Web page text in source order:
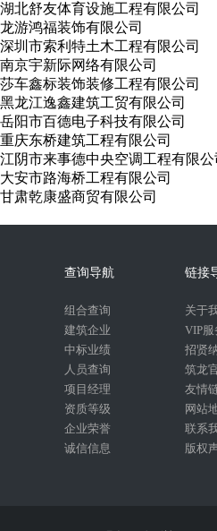
湖北舒友体育设施工程有限公司
龙游鸿福装饰有限公司
深圳市索利特土木工程有限公司
南京宇新际网络有限公司
莎车鑫标装饰装修工程有限公司
黑龙江逸鑫建筑工贸有限公司
岳阳市百德电子科技有限公司
重庆东桥建筑工程有限公司
江阴市来事德中央空调工程有限公
大安市路海桥工程有限公司
甘肃乾康盛商贸有限公司
查询导航
组合查询
建筑企业
中标业绩
人员查询
项目经理
资质等级
企业荣誉
诚信信息
链接
关于
VIP服
招贤
筑龙
友情
网站
联系
版权